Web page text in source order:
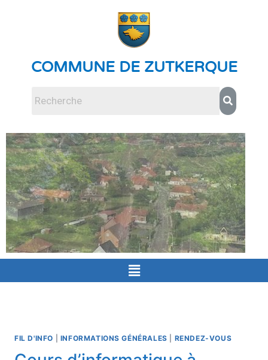
COMMUNE DE ZUTKERQUE
FIL D'INFO INFORMATIONS GÉNÉRALES RENDEZ-VOUS